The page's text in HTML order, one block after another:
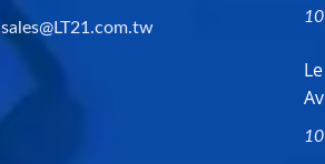
sales@LT21.com.tw